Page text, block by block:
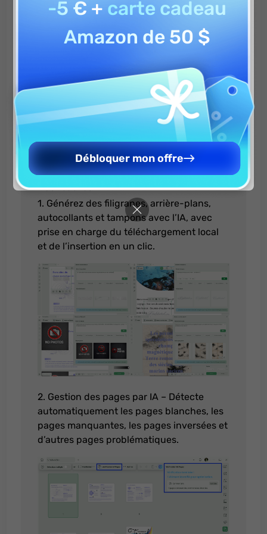
Corrigé :
Plusieurs problèmes de stabilité ont été
6 mars, 2026
2.2.0
Nouveautés :
1. Générez des filigranes, arrière-plans,
autocollants et tampons avec l’IA, avec
prise en charge du téléchargement local
et de l’insertion en un clic.
2. Gestion des pages par IA – Détecte
automatiquement les pages blanches, les
pages manquantes, les pages inversées et
d’autres pages problématiques.